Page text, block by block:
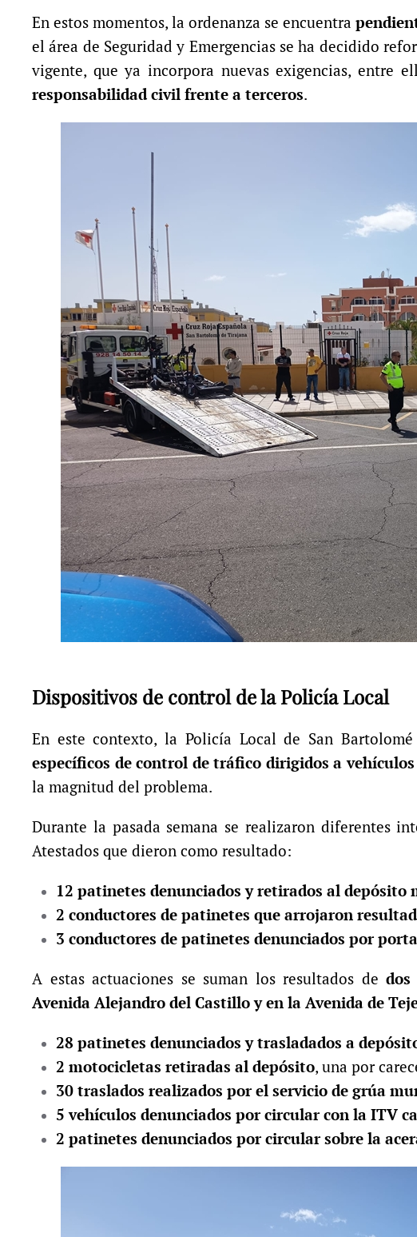
En estos momentos, la ordenanza se encuentra
el área de Seguridad y Emergencias se ha decidido
vigente, que ya incorpora nuevas exigencias, entre
responsabilidad civil frente a terceros.
Dispositivos de control de la Policía Local
En este contexto, la Policía Local de San
específicos de control de tráfico dirigidos a
la magnitud del problema.
Durante la pasada semana se realizaron diferentes
Atestados que dieron como resultado:
12 patinetes denunciados y retirados al
2 conductores de patinetes que arrojaron
3 conductores de patinetes denunciados por
A estas actuaciones se suman los resultados de
Avenida Alejandro del Castillo y en la Avenida de
28 patinetes denunciados y trasladados a
2 motocicletas retiradas al depósito, una por
30 traslados realizados por el servicio de grúa
5 vehículos denunciados por circular con la ITV
2 patinetes denunciados por circular sobre la